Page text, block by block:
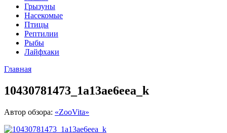
Грызуны
Насекомые
Птицы
Рептилии
Рыбы
Лайфхаки
Главная
10430781473_1a13ae6eea_k
Автор обзора: «ZooVita»